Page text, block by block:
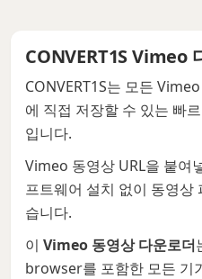
CONVERT1S Vimeo
CONVERT1S는 모든
에 직접 저장할 수 있는 빠
입니다.
Vimeo 동영상 URL을 붙여
프트웨어 설치 없이 동영상
습니다.
이 Vimeo 동영상 다운로더
browser를 포함한 모든 기